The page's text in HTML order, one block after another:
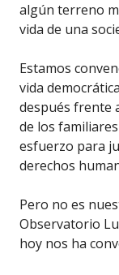
algún terreno
vida de una
Estamos
vida
después frente
de los
esfuerzo para
derechos
Pero no es
Observatorio
hoy nos ha